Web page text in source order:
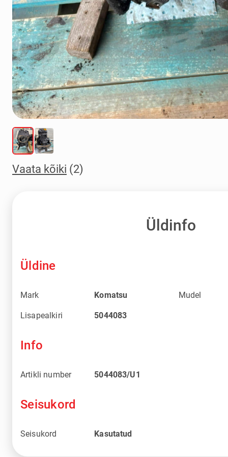
Vaata kõiki (2)
Üldinfo
Üldine
Mark Komatsu Mudel
Lisapealkiri 5044083
Info
Artikli number 5044083/U1
Seisukord
Seisukord Kasutatud